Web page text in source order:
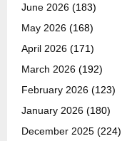
June 2026 (183)
May 2026 (168)
April 2026 (171)
March 2026 (192)
February 2026 (123)
January 2026 (180)
December 2025 (224)